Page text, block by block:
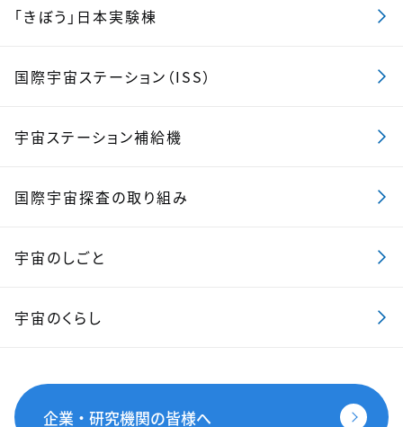
「きぼう」日本実験棟
国際宇宙ステーション（ISS）
宇宙ステーション補給機
国際宇宙探査の取り組み
宇宙のしごと
宇宙のくらし
企業・研究機関の皆様へ